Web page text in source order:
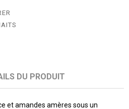
DU PRODUIT
et amandes amères sous un